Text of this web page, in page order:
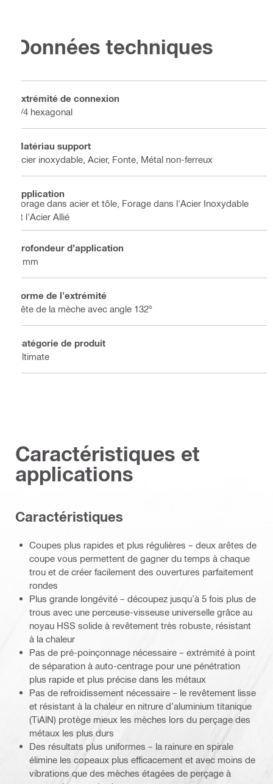
Données techniques
Extrémité de connexion
1/4 hexagonal
Matériau support
Acier inoxydable, Acier, Fonte, Métal non-ferreux
Application
Forage dans acier et tôle, Forage dans l'Acier Inoxydable
et l'Acier Allié
Profondeur d’application
4 mm
Forme de l'extrémité
Tête de la mèche avec angle 132°
Catégorie de produit
Ultimate
Caractéristiques et
applications
Caractéristiques
Coupes plus rapides et plus régulières – deux arêtes de
coupe vous permettent de gagner du temps à chaque
trou et de créer facilement des ouvertures parfaitement
rondes
Plus grande longévité – découpez jusqu’à 5 fois plus de
trous avec une perceuse-visseuse universelle grâce au
noyau HSS solide à revêtement très robuste, résistant
à la chaleur
Pas de pré-poinçonnage nécessaire – extrémité à point
de séparation à auto-centrage pour une pénétration
plus rapide et plus précise dans les métaux
Pas de refroidissement nécessaire – le revêtement lisse
et résistant à la chaleur en nitrure d’aluminium titanique
(TiAlN) protège mieux les mèches lors du perçage des
métaux les plus durs
Des résultats plus uniformes – la rainure en spirale
élimine les copeaux plus efficacement et avec moins de
vibrations que des mèches étagées de perçage à